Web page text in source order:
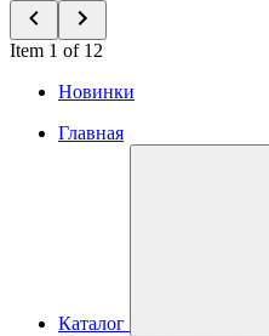
Item 1 of 12
Новинки
Главная
Каталог